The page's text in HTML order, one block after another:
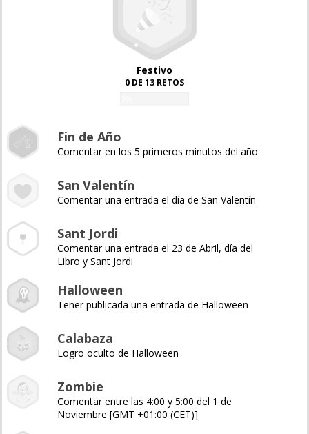
Festivo
0 DE 13 RETOS
Fin de Año
Comentar en los 5 primeros minutos del año
San Valentín
Comentar una entrada el día de San Valentín
Sant Jordi
Comentar una entrada el 23 de Abril, día del
Libro y Sant Jordi
Halloween
Tener publicada una entrada de Halloween
Calabaza
Logro oculto de Halloween
Zombie
Comentar entre las 4:00 y 5:00 del 1 de
Noviembre [GMT +01:00 (CET)]